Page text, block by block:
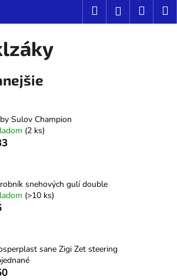
Hľadať
Sulov Champion
(2 ks)
snehových gulí double
(>10 ks)
sane Zigi Zet steering